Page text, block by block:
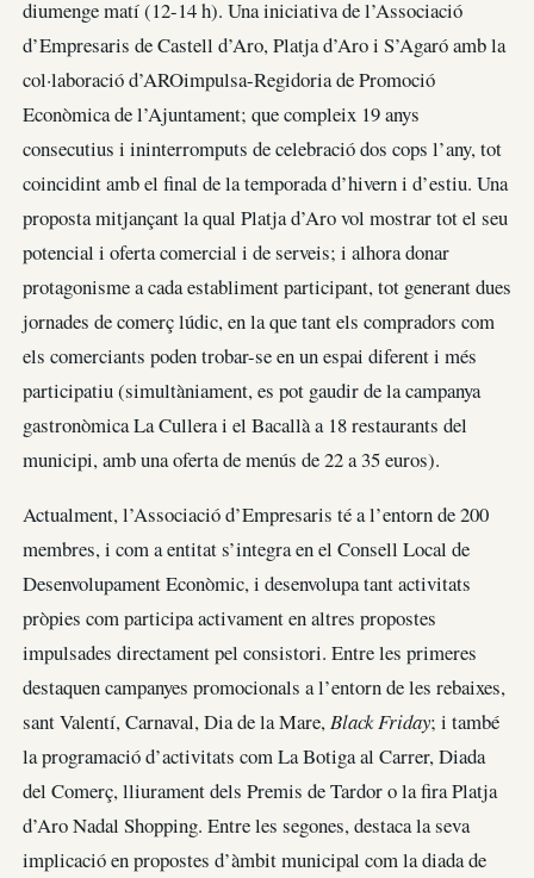
diumenge matí (12-14 h). Una iniciativa de l’Associació
d’Empresaris de Castell d’Aro, Platja d’Aro i S’Agaró amb la
col·laboració d’AROimpulsa-Regidoria de Promoció
Econòmica de l’Ajuntament; que compleix 19 anys
consecutius i ininterromputs de celebració dos cops l’any, tot
coincidint amb el final de la temporada d’hivern i d’estiu. Una
proposta mitjançant la qual Platja d’Aro vol mostrar tot el seu
potencial i oferta comercial i de serveis; i alhora donar
protagonisme a cada establiment participant, tot generant dues
jornades de comerç lúdic, en la que tant els compradors com
els comerciants poden trobar-se en un espai diferent i més
participatiu (simultàniament, es pot gaudir de la campanya
gastronòmica La Cullera i el Bacallà a 18 restaurants del
municipi, amb una oferta de menús de 22 a 35 euros).
Actualment, l’Associació d’Empresaris té a l’entorn de 200
membres, i com a entitat s’integra en el Consell Local de
Desenvolupament Econòmic, i desenvolupa tant activitats
pròpies com participa activament en altres propostes
impulsades directament pel consistori. Entre les primeres
destaquen campanyes promocionals a l’entorn de les rebaixes,
sant Valentí, Carnaval, Dia de la Mare,Black Friday; i també
la programació d’activitats com La Botiga al Carrer, Diada
del Comerç, lliurament dels Premis de Tardor o la fira Platja
d’Aro Nadal Shopping. Entre les segones, destaca la seva
implicació en propostes d’àmbit municipal com la diada de